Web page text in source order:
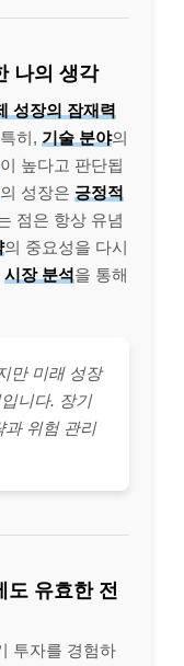
나의 생각
성장의 잠재력
히, 기술 분야의
이 높다고 판단됩
의 성장은 긍정적
점은 항상 유념
의 중요성을 다시
시장 분석을 통해
만 미래 성장
니다. 장기
과 위험 관리
도 유효한 전
투자를 경험하